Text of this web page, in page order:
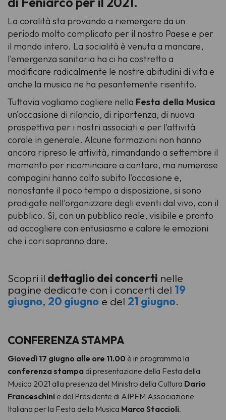
La coralità sta provando a riemergere da un
periodo molto complicato per il nostro Paese e per
il mondo intero. La socialità è venuta a mancare,
l'emergenza sanitaria ha ci ha costretto a
modificare radicalmente le nostre abitudini di vita e
anche la musica ne ha pesantemente risentito.
Tuttavia vogliamo cogliere nella Festa della Musica
un'occasione di rilancio, di ripartenza, di nuova
prospettiva per i nostri associati e per l'attività
corale in generale. Alcune formazioni non hanno
ancora ripreso le attività, rimandando a settembre il
momento per ricominciare a cantare, ma numerose
compagini hanno colto subito l'occasione e,
nonostante il poco tempo a disposizione, si sono
prodigate nell'organizzare degli eventi dal vivo, con il
pubblico. Sì, con un pubblico reale, visibile e pronto
ad accogliere con entusiasmo e calore le emozioni
che i cori sapranno dare.
Scopri il dettaglio dei concerti nelle
pagine dedicate con i concerti del 19
giugno, 20 giugno e del 21 giugno.
CONFERENZA STAMPA
Giovedì 17 giugno alle ore 11.00 è in programma la
conferenza stampa di presentazione della Festa della
Musica 2021 alla presenza del Ministro della Cultura Dario
Franceschini e del Presidente di AIPFM Associazione
Italiana per la Festa della Musica Marco Staccioli.